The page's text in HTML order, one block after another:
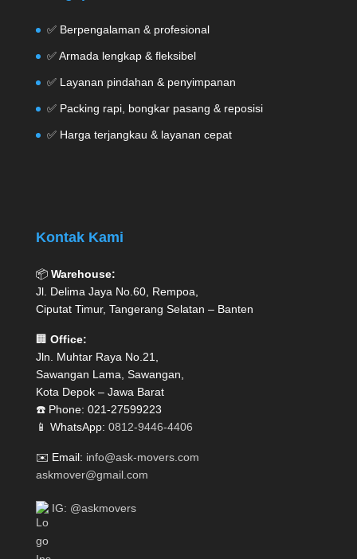
✅ Berpengalaman & profesional
✅ Armada lengkap & fleksibel
✅ Layanan pindahan & penyimpanan
✅ Packing rapi, bongkar pasang & reposisi
✅ Harga terjangkau & layanan cepat
Kontak Kami
📦 Warehouse:
Jl. Delima Jaya No.60, Rempoa,
Ciputat Timur, Tangerang Selatan – Banten
🏢 Office:
Jln. Muhtar Raya No.21,
Sawangan Lama, Sawangan,
Kota Depok – Jawa Barat
☎️ Phone: 021-27599223
📱 WhatsApp: 0812-9446-4406
✉️ Email: info@ask-movers.com
askmover@gmail.com
IG: @askmovers